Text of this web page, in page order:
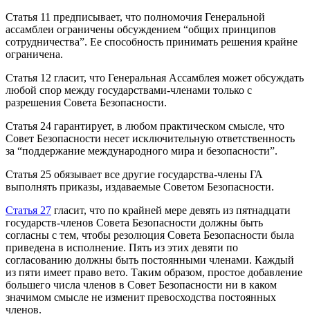
Статья 11 предписывает, что полномочия Генеральной
ассамблеи ограничены обсуждением “общих принципов
сотрудничества”. Ее способность принимать решения крайне
ограничена.
Статья 12 гласит, что Генеральная Ассамблея может обсуждать
любой спор между государствами-членами только с
разрешения Совета Безопасности.
Статья 24 гарантирует, в любом практическом смысле, что
Совет Безопасности несет исключительную ответственность
за “поддержание международного мира и безопасности”.
Статья 25 обязывает все другие государства-члены ГА
выполнять приказы, издаваемые Советом Безопасности.
Статья 27 гласит, что по крайней мере девять из пятнадцати
государств-членов Совета Безопасности должны быть
согласны с тем, чтобы резолюция Совета Безопасности была
приведена в исполнение. Пять из этих девяти по
согласованию должны быть постоянными членами. Каждый
из пяти имеет право вето. Таким образом, простое добавление
большего числа членов в Совет Безопасности ни в каком
значимом смысле не изменит превосходства постоянных
членов.